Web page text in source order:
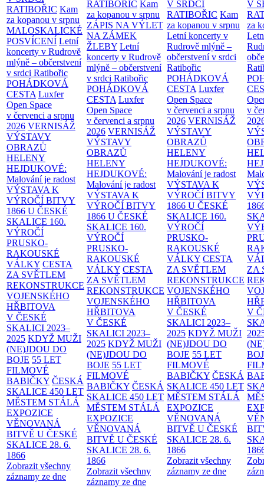
RATIBOŘIC Kam
za kopanou v srpnu
MALOSKALICKÉ
POSVÍCENÍ Letní
koncerty v Rudrově
mlýně – občerstvení
v srdci Ratibořic
POHÁDKOVÁ
CESTA Luxfer
Open Space
v červenci a srpnu
2026 VERNISÁŽ
VÝSTAVY
OBRAZŮ
HELENY
HEJDUKOVÉ:
Malování je radost
VÝSTAVA K
VÝROČÍ BITVY
1866 U ČESKÉ
SKALICE 160.
VÝROČÍ
PRUSKO-
RAKOUSKÉ
VÁLKY CESTA
ZA SVĚTLEM
REKONSTRUKCE
VOJENSKÉHO
HŘBITOVA
V ČESKÉ
SKALICI 2023–
2025 KDYŽ MUŽI
(NE)JDOU DO
BOJE 55 LET
FILMOVÉ
BABIČKY ČESKÁ
SKALICE 450 LET
MĚSTEM STÁLÁ
EXPOZICE
VĚNOVANÁ
BITVĚ U ČESKÉ
SKALICE 28. 6.
1866
Zobrazit všechny
záznamy ze dne
RATIBOŘIC Kam
za kopanou v srpnu
ZÁPIS NA VÝLET
NA ZÁMEK
ŽLEBY Letní
koncerty v Rudrově
mlýně – občerstvení
v srdci Ratibořic
POHÁDKOVÁ
CESTA Luxfer
Open Space
v červenci a srpnu
2026 VERNISÁŽ
VÝSTAVY
OBRAZŮ
HELENY
HEJDUKOVÉ:
Malování je radost
VÝSTAVA K
VÝROČÍ BITVY
1866 U ČESKÉ
SKALICE 160.
VÝROČÍ
PRUSKO-
RAKOUSKÉ
VÁLKY CESTA
ZA SVĚTLEM
REKONSTRUKCE
VOJENSKÉHO
HŘBITOVA
V ČESKÉ
SKALICI 2023–
2025 KDYŽ MUŽI
(NE)JDOU DO
BOJE 55 LET
FILMOVÉ
BABIČKY ČESKÁ
SKALICE 450 LET
MĚSTEM STÁLÁ
EXPOZICE
VĚNOVANÁ
BITVĚ U ČESKÉ
SKALICE 28. 6.
1866
Zobrazit všechny
záznamy ze dne
V SRDCI
RATIBOŘIC Kam
za kopanou v srpnu
Letní koncerty v
Rudrově mlýně –
občerstvení v srdci
Ratibořic
POHÁDKOVÁ
CESTA Luxfer
Open Space
v červenci a srpnu
2026 VERNISÁŽ
VÝSTAVY
OBRAZŮ
HELENY
HEJDUKOVÉ:
Malování je radost
VÝSTAVA K
VÝROČÍ BITVY
1866 U ČESKÉ
SKALICE 160.
VÝROČÍ
PRUSKO-
RAKOUSKÉ
VÁLKY CESTA
ZA SVĚTLEM
REKONSTRUKCE
VOJENSKÉHO
HŘBITOVA
V ČESKÉ
SKALICI 2023–
2025 KDYŽ MUŽI
(NE)JDOU DO
BOJE 55 LET
FILMOVÉ
BABIČKY ČESKÁ
SKALICE 450 LET
MĚSTEM STÁLÁ
EXPOZICE
VĚNOVANÁ
BITVĚ U ČESKÉ
SKALICE 28. 6.
1866
Zobrazit všechny
záznamy ze dne
V
za
v
ZA
V